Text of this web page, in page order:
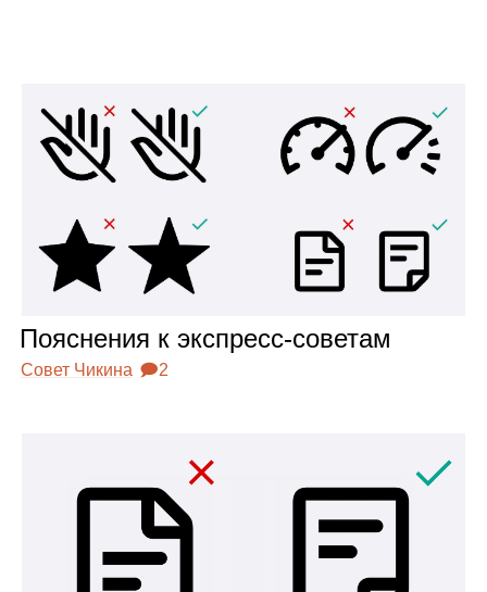
Пояс­не­ния к экс­пресс‑сове­там
Совет Чикина 🗩2